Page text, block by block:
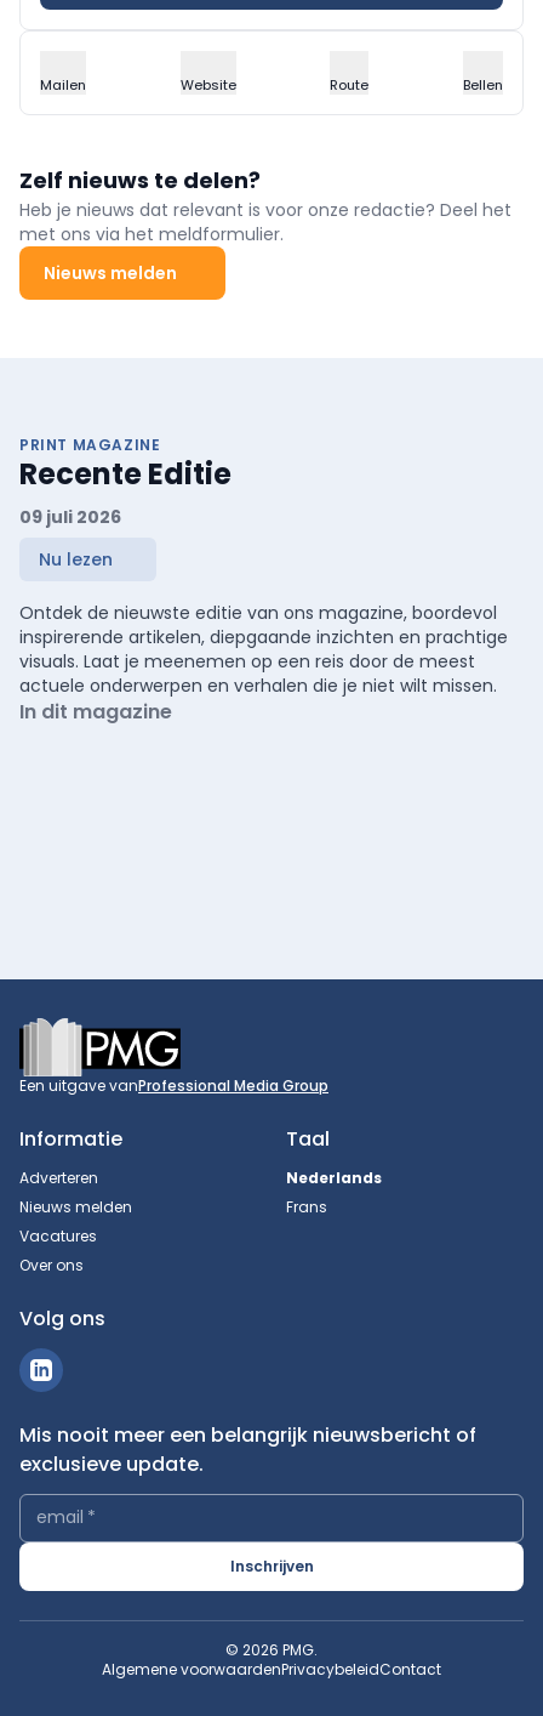
Mailen Website Route Bellen
Zelf nieuws te delen?
Heb je nieuws dat relevant is voor onze redactie? Deel het
met ons via het meldformulier.
Nieuws melden
PRINT MAGAZINE
Recente Editie
09 juli 2026
Nu lezen
Ontdek de nieuwste editie van ons magazine, boordevol
inspirerende artikelen, diepgaande inzichten en prachtige
visuals. Laat je meenemen op een reis door de meest
actuele onderwerpen en verhalen die je niet wilt missen.
In dit magazine
Footer
Een uitgave vanProfessional Media Group
Informatie
Adverteren
Nieuws melden
Vacatures
Over ons
Taal
Nederlands
Frans
Volg ons
Mis nooit meer een belangrijk nieuwsbericht of
exclusieve update.
email *
Inschrijven
© 2026 PMG.
Algemene voorwaardenPrivacybeleidContact